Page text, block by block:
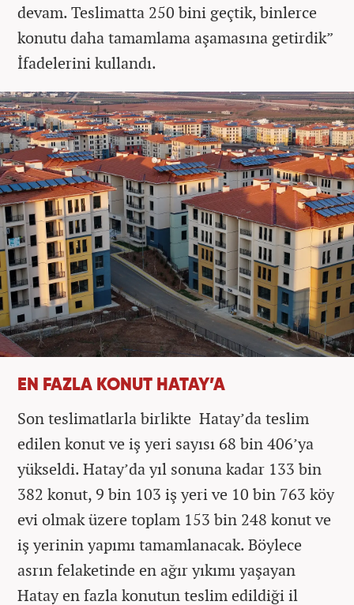
devam. Teslimatta 250 bini geçtik, binlerce
konutu daha tamamlama aşamasına getirdik”
İfadelerini kullandı.
EN FAZLA KONUT HATAY’A
Son teslimatlarla birlikte Hatay’da teslim
edilen konut ve iş yeri sayısı 68 bin 406’ya
yükseldi. Hatay’da yıl sonuna kadar 133 bin
382 konut, 9 bin 103 iş yeri ve 10 bin 763 köy
evi olmak üzere toplam 153 bin 248 konut ve
iş yerinin yapımı tamamlanacak. Böylece
asrın felaketinde en ağır yıkımı yaşayan
Hatay en fazla konutun teslim edildiği il